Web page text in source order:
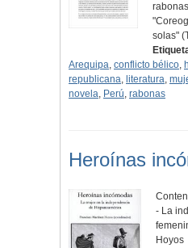
solas"
Arequipa, conflicto bélico,
republicana, literatura,
novela, Perú, rabonas
Heroínas
- La
Hoyos